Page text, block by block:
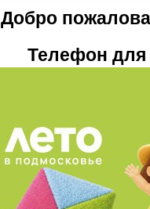
Добро
Телефон для